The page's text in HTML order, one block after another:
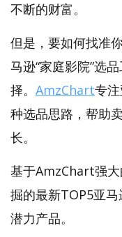
不断的财富。
但是，要如何找准
马逊“家庭影院”选
择。 AmzChart专
种选品思路，帮助
长。
基于AmzChart强
掘的最新TOP5亚马
潜力产品。